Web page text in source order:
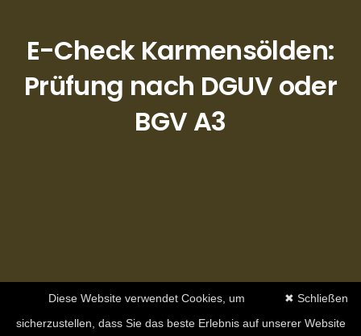
E-Check Karmensölden:
Prüfung nach DGUV oder
BGV A3
✖ Schließen
Diese Website verwendet Cookies, um
sicherzustellen, dass Sie das beste Erlebnis auf unserer Website